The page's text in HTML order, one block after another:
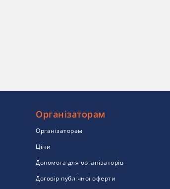
Організаторам
Організаторам
Ціни
Допомога для організаторів
Договір публічної оферти